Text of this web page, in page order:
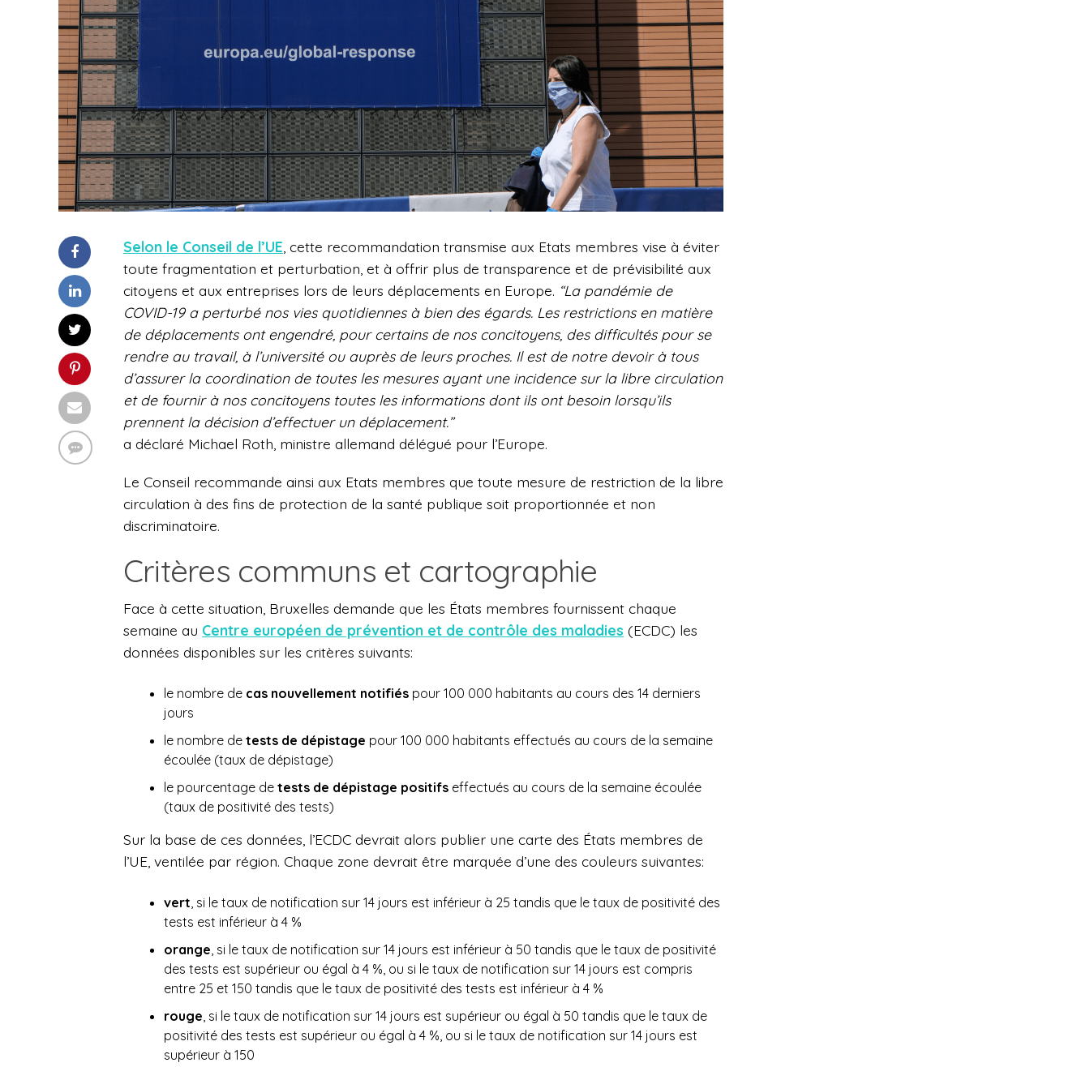
Selon le Conseil de l’UE , cette recommandation transmise aux Etats membres vise à éviter
toute fragmentation et perturbation, et à offrir plus de transparence et de prévisibilité aux
citoyens et aux entreprises lors de leurs déplacements en Europe. “La pandémie de
COVID-19 a perturbé nos vies quotidiennes à bien des égards. Les restrictions en matière
de déplacements ont engendré, pour certains de nos concitoyens, des difficultés pour se
rendre au travail, à l’université ou auprès de leurs proches. Il est de notre devoir à tous
d’assurer la coordination de toutes les mesures ayant une incidence sur la libre circulation
et de fournir à nos concitoyens toutes les informations dont ils ont besoin lorsqu’ils
prennent la décision d’effectuer un déplacement.”
a déclaré Michael Roth, ministre allemand délégué pour l’Europe.
Le Conseil recommande ainsi aux Etats membres que toute mesure de restriction de la libre
circulation à des fins de protection de la santé publique soit proportionnée et non
discriminatoire.
Critères communs et cartographie
Face à cette situation, Bruxelles demande que les États membres fournissent chaque
semaine au Centre européen de prévention et de contrôle des maladies (ECDC) les
données disponibles sur les critères suivants:
le nombre de cas nouvellement notifiés pour 100 000 habitants au cours des 14 derniers
jours
le nombre de tests de dépistage pour 100 000 habitants effectués au cours de la semaine
écoulée (taux de dépistage)
le pourcentage de tests de dépistage positifs effectués au cours de la semaine écoulée
(taux de positivité des tests)
Sur la base de ces données, l’ECDC devrait alors publier une carte des États membres de
l’UE, ventilée par région. Chaque zone devrait être marquée d’une des couleurs suivantes:
vert, si le taux de notification sur 14 jours est inférieur à 25 tandis que le taux de positivité des
tests est inférieur à 4 %
orange, si le taux de notification sur 14 jours est inférieur à 50 tandis que le taux de positivité
des tests est supérieur ou égal à 4 %, ou si le taux de notification sur 14 jours est compris
entre 25 et 150 tandis que le taux de positivité des tests est inférieur à 4 %
rouge, si le taux de notification sur 14 jours est supérieur ou égal à 50 tandis que le taux de
positivité des tests est supérieur ou égal à 4 %, ou si le taux de notification sur 14 jours est
supérieur à 150